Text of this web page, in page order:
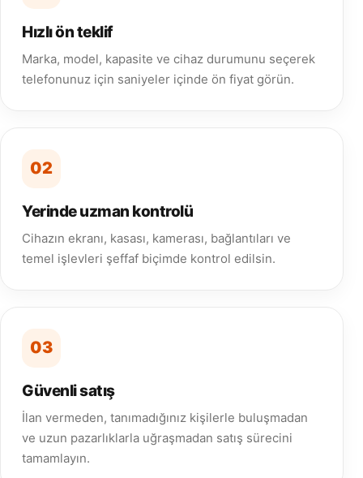
Hızlı ön teklif
Marka, model, kapasite ve cihaz durumunu seçerek
telefonunuz için saniyeler içinde ön fiyat görün.
02
Yerinde uzman kontrolü
Cihazın ekranı, kasası, kamerası, bağlantıları ve
temel işlevleri şeffaf biçimde kontrol edilsin.
03
Güvenli satış
İlan vermeden, tanımadığınız kişilerle buluşmadan
ve uzun pazarlıklarla uğraşmadan satış sürecini
tamamlayın.